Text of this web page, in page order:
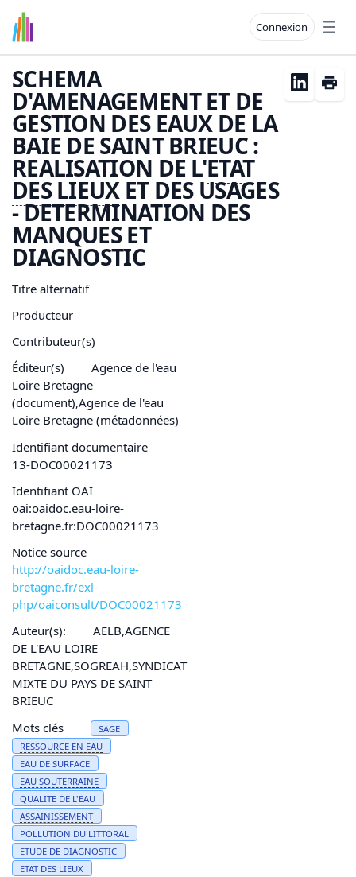
Connexion
SCHEMA
D'AMENAGEMENT ET DE
GESTION DES EAUX DE LA
BAIE DE SAINT BRIEUC :
REALISATION DE L'ETAT
DES LIEUX ET DES USAGES
- DETERMINATION DES
MANQUES ET
DIAGNOSTIC
Titre alternatif
Producteur
Contributeur(s)
Éditeur(s)
Agence de l'eau
Loire Bretagne
(document),Agence de l'eau
Loire Bretagne (métadonnées)
Identifiant documentaire
13-DOC00021173
Identifiant OAI
oai:oaidoc.eau-loire-
bretagne.fr:DOC00021173
Notice source
http://oaidoc.eau-loire-
bretagne.fr/exl-
php/oaiconsult/DOC00021173
Auteur(s):
AELB,AGENCE
DE L'EAU LOIRE
BRETAGNE,SOGREAH,SYNDICAT
MIXTE DU PAYS DE SAINT
BRIEUC
Mots clés
SAGE
RESSOURCE EN EAU
EAU DE SURFACE
EAU SOUTERRAINE
QUALITE DE L'EAU
ASSAINISSEMENT
POLLUTION DU LITTORAL
ETUDE DE DIAGNOSTIC
ETAT DES LIEUX